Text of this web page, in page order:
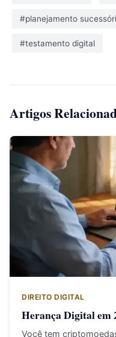
#planejamento
#testamento digital
Artigos
DIREITO DIGITAL
Herança Digital em
Você tem